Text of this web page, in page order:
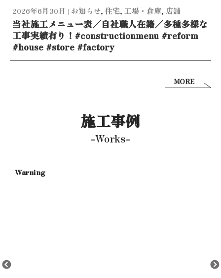
当社施工メニュー表／自社職人在籍／多種多様な
工事実績有り！#constructionmenu #reform
#house #store #factory
2026年6月30日 | お知らせ, 住宅, 工場・倉庫, 店舗
MORE
施工事例
-Works-